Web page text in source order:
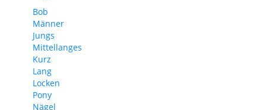
Bob
Männer
Jungs
Mittellanges
Kurz
Lang
Locken
Pony
Nägel